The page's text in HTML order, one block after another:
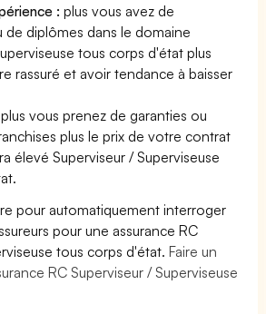
:plus vous avez de
de diplômes dans le domaine
tous corps d'état plus
rassuré et avoir tendance à baisser
plus vous prenez de garanties ou
plus le prix de votre contrat
élevé Superviseur / Superviseuse
pour automatiquement interroger
pour une assurance RC
tous corps d'état.Faire un
RC Superviseur / Superviseuse